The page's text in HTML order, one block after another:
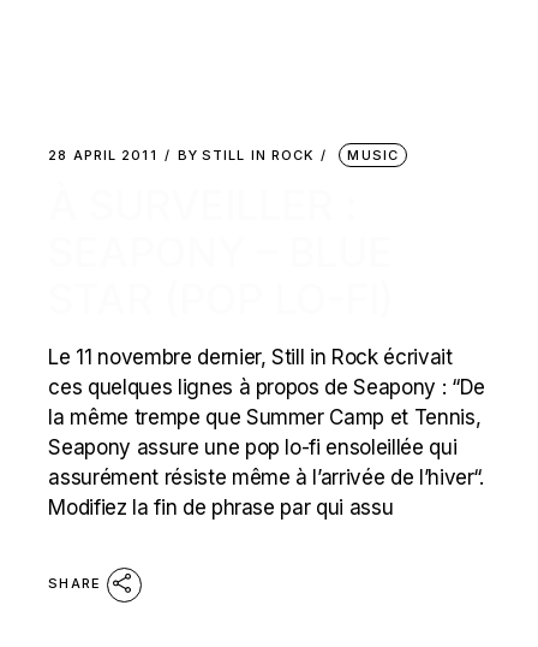
28 APRIL 2011 BY STILL IN ROCK MUSIC
Le 11 novembre dernier, Still in Rock écrivait
ces quelques lignes à propos de Seapony : “De
la même trempe que Summer Camp et Tennis,
Seapony assure une pop lo-fi ensoleillée qui
assurément résiste même à l’arrivée de l’hiver“.
Modifiez la fin de phrase par qui assu
SHARE